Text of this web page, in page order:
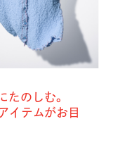
たのしむ。
イテムがお目